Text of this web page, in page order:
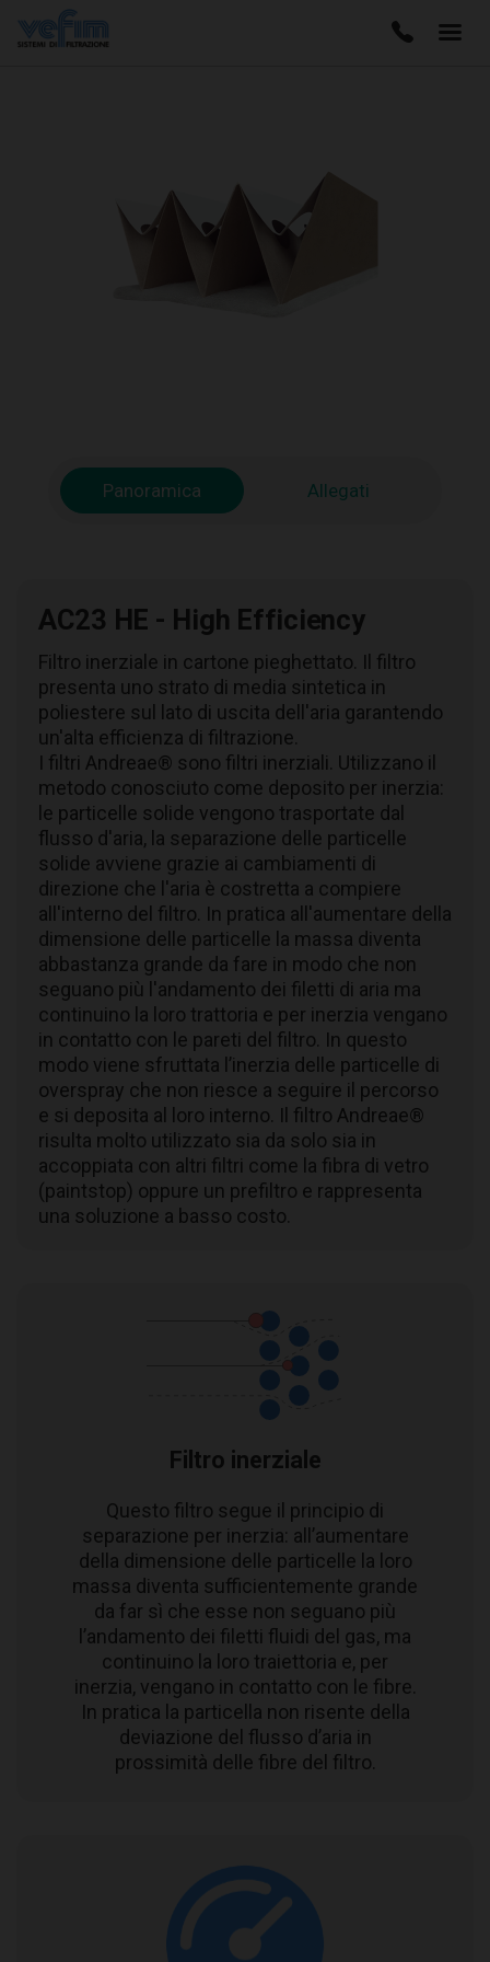
Panoramica Allegati
AC23 HE - High Efficiency
Filtro inerziale in cartone pieghettato. Il filtro
presenta uno strato di media sintetica in
poliestere sul lato di uscita dell'aria garantendo
un'alta efficienza di filtrazione.
I filtri Andreae® sono filtri inerziali. Utilizzano il
metodo conosciuto come deposito per inerzia:
le particelle solide vengono trasportate dal
flusso d'aria, la separazione delle particelle
solide avviene grazie ai cambiamenti di
direzione che l'aria è costretta a compiere
all'interno del filtro. In pratica all'aumentare della
dimensione delle particelle la massa diventa
abbastanza grande da fare in modo che non
seguano più l'andamento dei filetti di aria ma
continuino la loro trattoria e per inerzia vengano
in contatto con le pareti del filtro. In questo
modo viene sfruttata l’inerzia delle particelle di
overspray che non riesce a seguire il percorso
e si deposita al loro interno. Il filtro Andreae®
risulta molto utilizzato sia da solo sia in
accoppiata con altri filtri come la fibra di vetro
(paintstop) oppure un prefiltro e rappresenta
una soluzione a basso costo.
Filtro inerziale
Questo filtro segue il principio di
separazione per inerzia: all’aumentare
della dimensione delle particelle la loro
massa diventa sufficientemente grande
da far sì che esse non seguano più
l’andamento dei filetti fluidi del gas, ma
continuino la loro traiettoria e, per
inerzia, vengano in contatto con le fibre.
In pratica la particella non risente della
deviazione del flusso d’aria in
prossimità delle fibre del filtro.